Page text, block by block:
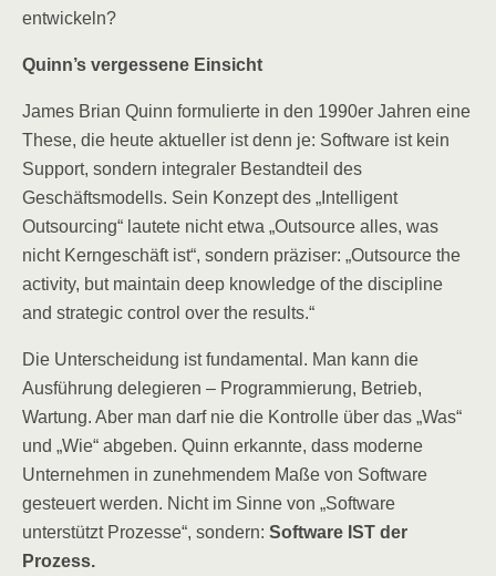
entwickeln?
Quinn’s vergessene Einsicht
James Brian Quinn formulierte in den 1990er Jahren eine
These, die heute aktueller ist denn je: Software ist kein
Support, sondern integraler Bestandteil des
Geschäftsmodells. Sein Konzept des „Intelligent
Outsourcing“ lautete nicht etwa „Outsource alles, was
nicht Kerngeschäft ist“, sondern präziser: „Outsource the
activity, but maintain deep knowledge of the discipline
and strategic control over the results.“
Die Unterscheidung ist fundamental. Man kann die
Ausführung delegieren – Programmierung, Betrieb,
Wartung. Aber man darf nie die Kontrolle über das „Was“
und „Wie“ abgeben. Quinn erkannte, dass moderne
Unternehmen in zunehmendem Maße von Software
gesteuert werden. Nicht im Sinne von „Software
unterstützt Prozesse“, sondern: Software IST der
Prozess.